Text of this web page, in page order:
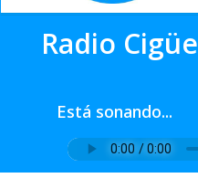
Radio
Está sonando...